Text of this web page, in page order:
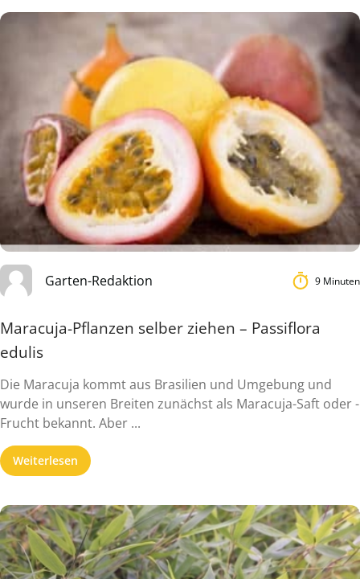
Garten-Redaktion 9 Minuten
Maracuja-Pflanzen selber ziehen – Passiflora
edulis
Die Maracuja kommt aus Brasilien und Umgebung und
wurde in unseren Breiten zunächst als Maracuja-Saft oder -
Frucht bekannt. Aber ...
Weiterlesen